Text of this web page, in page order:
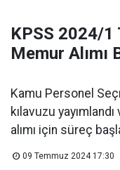
KPSS 2024/1
Memur Alımı
Kamu Personel
kılavuzu
alımı için süreç
09 Temmuz 2024 17:30